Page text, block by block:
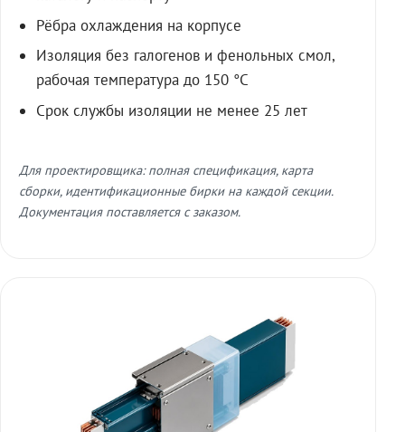
Рёбра охлаждения на корпусе
Изоляция без галогенов и фенольных смол,
рабочая температура до 150 °C
Срок службы изоляции не менее 25 лет
Для проектировщика: полная спецификация, карта
сборки, идентификационные бирки на каждой секции.
Документация поставляется с заказом.